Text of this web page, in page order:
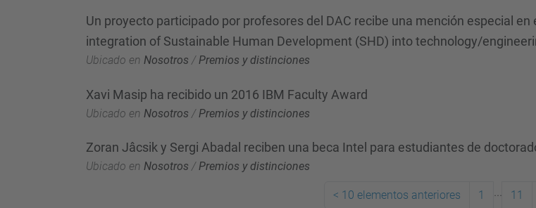
Un proyecto participado por profesores del DAC recibe una mención especial
integration of Sustainable Human Development (SHD) into technology/
Ubicado en Nosotros /Premios y distinciones
Xavi Masip ha recibido un 2016 IBM Faculty Award
Ubicado en Nosotros / Premios y distinciones
Zoran Jâcsik y Sergi Abadal reciben una beca Intel para estudiantes de
Ubicado en Nosotros /Premios y distinciones
< 10 elementos anteriores 1 11